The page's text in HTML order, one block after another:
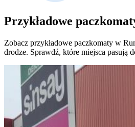
Przykładowe
Zobacz przykładowe paczkomaty w
drodze. Sprawdź, które miejsca pasują